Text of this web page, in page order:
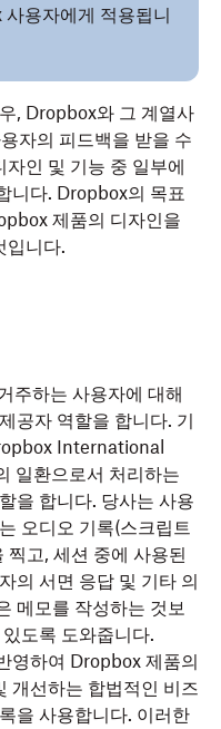
용자에게 적용됩니
, Dropbox와 그 계열사
자의 피드백을 받을 수
인 및 기능 중 일부에
니다. Dropbox의 목표
제품의 디자인을
입니다.
주하는 사용자에 대해
공자 역할을 합니다. 기
International
일환으로서 처리하는
을 합니다. 당사는 사용
오디오 기록(스크립트
찍고, 세션 중에 사용된
의 서면 응답 및 기타 의
메모를 작성하는 것보
도록 도와줍니다.
영하여 Dropbox 제품의
개선하는 합법적인 비즈
을 사용합니다. 이러한